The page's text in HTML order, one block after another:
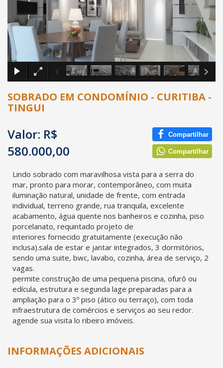
×
SOBRADO EM CONDOMÍNIO - CURITIBA -
TINGUI
Valor: R$
580.000,00
Compartilhar
Compartilhar
Lindo sobrado com maravilhosa vista para a serra do
mar, pronto para morar, contemporâneo, com muita
iluminação natural, unidade de frente, com entrada
individual, terreno grande, rua tranquila, excelente
acabamento, água quente nos banheiros e cozinha, piso
porcelanato, requintado projeto de
interiores fornecido gratuitamente (execução não
inclusa).sala de estar e jantar integrados, 3 dormitórios,
sendo uma suite, bwc, lavabo, cozinha, área de serviço, 2
vagas.
permite construção de uma pequena piscina, ofurô ou
edícula, estrutura e segunda lage preparadas para a
ampliação para o 3º piso (ático ou terraço), com toda
infraestrutura de comércios e serviços ao seu redor.
agende sua visita lo ribeiro imóveis.
INFORMAÇÕES ADICIONAIS